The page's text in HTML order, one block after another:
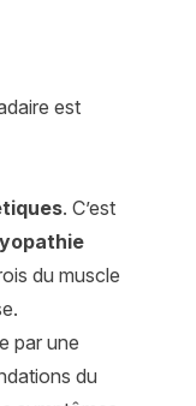
est
. C’est
du muscle
par une
du